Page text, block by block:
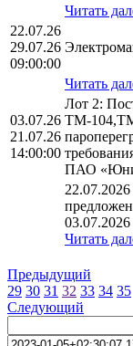
Читать
22.07.26
29.07.26
09:00:00
Читать
03.07.26
21.07.26
14:00:00
Лот 2:
ТМ-
ПАО
03.07.2026
Читать
Предыдущий
29 30 31 32 33 34 35
Следующий